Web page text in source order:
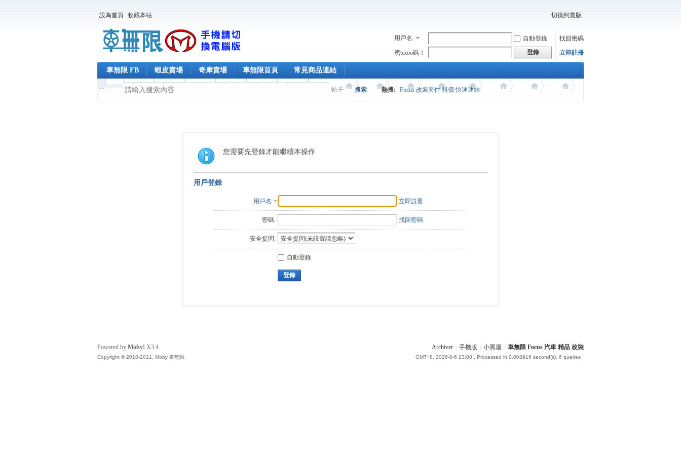
設為首頁 收藏本站 切換到寬版
用戶名 自動登錄
找回密碼
密xxoo碼！
登錄 立即註冊
車無限 FB 蝦皮賣場 奇摩賣場 車無限首頁 常見商品連結
帖子 搜索 熱搜: Focus 改裝套件 報價 快速連結
您需要先登錄才能繼續本操作
用戶登錄
用戶名 立即註冊
密碼: 找回密碼
安全提問:
自動登錄
登錄
Archiver 手機版 小黑屋 車無限 Focus 汽車 精品 改裝
GMT+8, 2026-8-6 23:08 , Processed in 0.008916 second(s), 6 queries .
Powered by Moby! X3.4
Copyright © 2010-2021, Moby 車無限.